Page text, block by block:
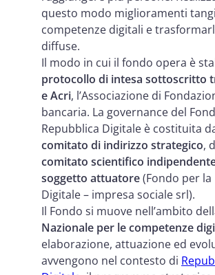
questo modo miglioramenti
competenze digitali e
diffuse.
Il modo in cui il fondo opera è
protocollo di intesa sottoscritto
e Acri, l’Associazione di
bancaria. La governance del
Repubblica Digitale è costituita
comitato di indirizzo strategico,
comitato scientifico
soggetto attuatore(Fondo per la
Digitale – impresa sociale srl).
Il Fondo si muove nell’ambito
Nazionale per le competenze
elaborazione, attuazione ed
avvengono nel contesto di